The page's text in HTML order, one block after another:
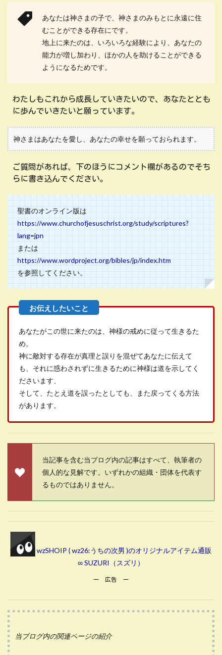
あなたは神さまの子で、神さまのみもとに永遠に住
むことができる存在にです。
地上に来たのは、いろいろな経験により、あなたの
能力が増し加わり、ほかの人を助けることができる
ようになるためです。
わたしもこれから成長していきたいので、あなたととも
に歩んでいきたいと願っています。
神さまはあなたを愛し、あなたの幸せを願っておられます。
ご質問があれば、下のほうにコメント欄があるのでそち
らに書き込んでください。
聖書のオンライン版は
https://www.churchofjesuschrist.org/study/scriptures?
lang=jpn
または
https://www.wordproject.org/bibles/jp/index.htm
を参照してください。
あなたがこの世に来たのは、神様の戒めに従って生きるた
め。
神に敵対する存在が真理と誤りを混ぜてあなたに伝えて
も、それに惑わされずに生きるために神様は道を示してく
ださいます、
そして、たとえ道を誤ったとしても、また戻ってくる方法
があります。
当記事を含む当ブログ内の記事はすべて、執筆者の
個人的な見解です。いずれかの組織・団体を代表す
るものではありません。
wzSHOIP ( wz26:うちの次男 )のオリジナルアイテム通販
∞ SUZURI（スズリ）
ー 広告 ー
当ブログ内の関連ページの紹介